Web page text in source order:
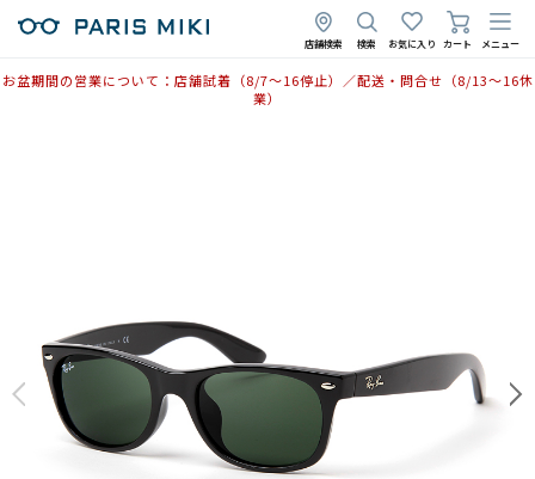
店舗検索 検索 お気に入り カート メニュー
お盆期間の営業について：店舗試着（8/7〜16停止）／配送・問合せ（8/13〜16休
業）